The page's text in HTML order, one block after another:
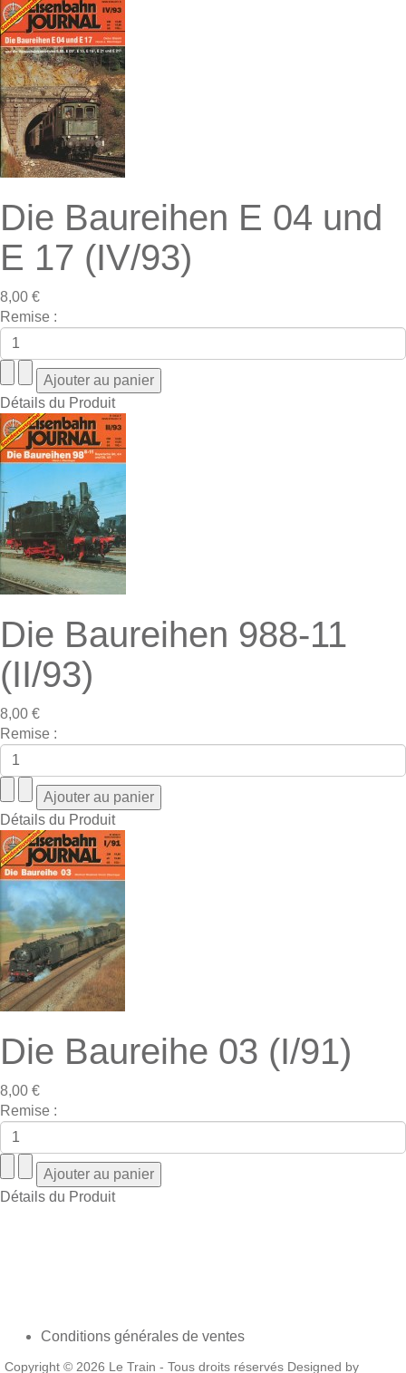
Die Baureihen E 04 und
E 17 (IV/93)
8,00 €
Remise :
Détails du Produit
Die Baureihen 988-11
(II/93)
8,00 €
Remise :
Détails du Produit
Die Baureihe 03 (I/91)
8,00 €
Remise :
Détails du Produit
Conditions générales de ventes
Copyright © 2026 Le Train - Tous droits réservés Designed by